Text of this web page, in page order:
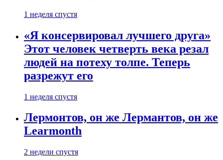
1 неделя спустя
«Я консервировал лучшего друга»
Этот человек четверть века резал
людей на потеху толпе. Теперь
разрежут его
1 неделя спустя
Лермонтов, он же Лермантов, он же
Learmonth
2 недели спустя